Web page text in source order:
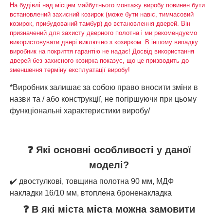
На будівлі над місцем майбутнього монтажу виробу повинен бути
встановлений захисний козирок (може бути навіс, тимчасовий
козирок, прибудований тамбур) до встановлення дверей. Він
призначений для захисту дверного полотна і ми рекомендуємо
використовувати двері виключно з козирком. В іншому випадку
виробник на покриття гарантію не надає! Досвід використання
дверей без захисного козирка показує, що це призводить до
зменшення терміну експлуатації виробу!
*Виробник залишає за собою право вносити зміни в
назви та / або конструкції, не погіршуючи при цьому
функціональні характеристики виробу/
❓ Які основні особливості у даної
моделі?
✔️ двостулкові, товщина полотна 90 мм, МДФ
накладки 16/10 мм, втоплена броненакладка
❓ В які міста міста можна замовити